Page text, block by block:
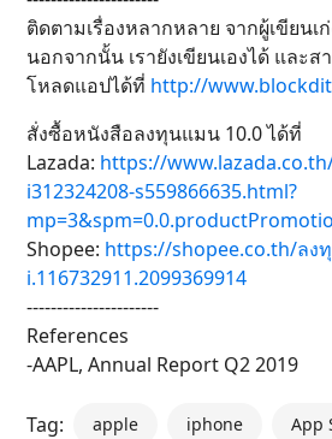
ติดตามเรื่องหลากหลาย จากผู้เขียน
นอกจากนั้น เรายังเขียนเองได้ และ
โหลดแอปได้ที่ http://
สั่งซื้อหนังสือลงทุนแมน 10.0 ได้ที่
Lazada: https://
i312324208-s559866635.html?
Shopee: https://shopee.co.th/ลง
i.116732911.2099369914
----------------------
References
-AAPL, Annual Report Q2 2019
Tag: apple iphone App